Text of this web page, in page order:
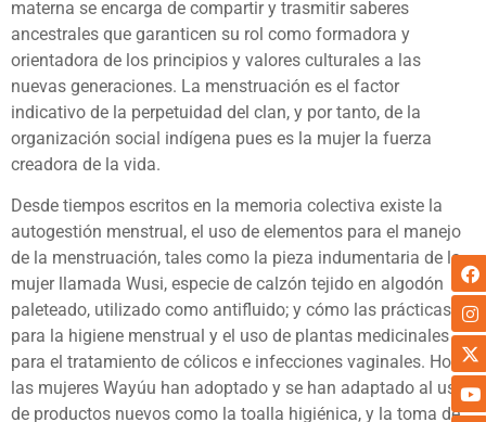
materna se encarga de compartir y trasmitir saberes
ancestrales que garanticen su rol como formadora y
orientadora de los principios y valores culturales a las
nuevas generaciones. La menstruación es el factor
indicativo de la perpetuidad del clan, y por tanto, de la
organización social indígena pues es la mujer la fuerza
creadora de la vida.
Desde tiempos escritos en la memoria colectiva existe la
autogestión menstrual, el uso de elementos para el manejo
de la menstruación, tales como la pieza indumentaria de la
mujer llamada Wusi, especie de calzón tejido en algodón
paleteado, utilizado como antifluido; y cómo las prácticas
para la higiene menstrual y el uso de plantas medicinales
para el tratamiento de cólicos e infecciones vaginales. Hoy,
las mujeres Wayúu han adoptado y se han adaptado al uso
de productos nuevos como la toalla higiénica, y la toma de